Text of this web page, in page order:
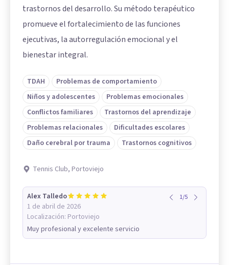
trastornos del desarrollo. Su método terapéutico
promueve el fortalecimiento de las funciones
ejecutivas, la autorregulación emocional y el
bienestar integral.
TDAH
Problemas de comportamiento
Niños y adolescentes
Problemas emocionales
Conflictos familiares
Trastornos del aprendizaje
Problemas relacionales
Dificultades escolares
Daño cerebral por trauma
Trastornos cognitivos
Tennis Club, Portoviejo
Alex Talledo
1 de abril de 2026
Localización: Portoviejo
1/5
Muy profesional y excelente servicio